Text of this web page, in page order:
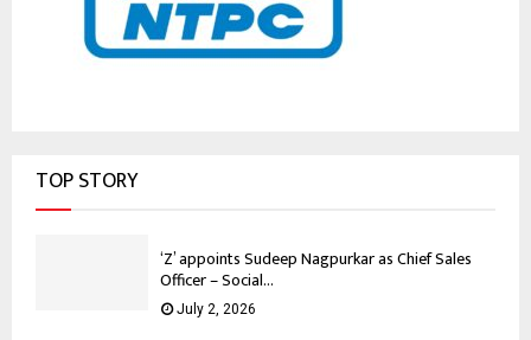
TOP STORY
‘Z’ appoints Sudeep Nagpurkar as Chief Sales
Officer – Social...
July 2, 2026